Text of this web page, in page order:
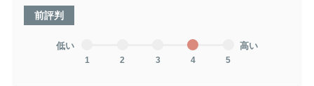
前評判
低い
1 2 3 4 5
高い